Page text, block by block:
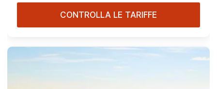
CONTROLLA LE TARIFFE